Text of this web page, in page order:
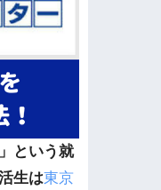
という就
生は東京